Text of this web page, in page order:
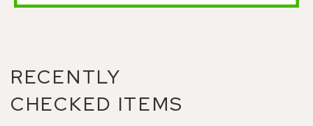
RECENTLY
CHECKED ITEMS